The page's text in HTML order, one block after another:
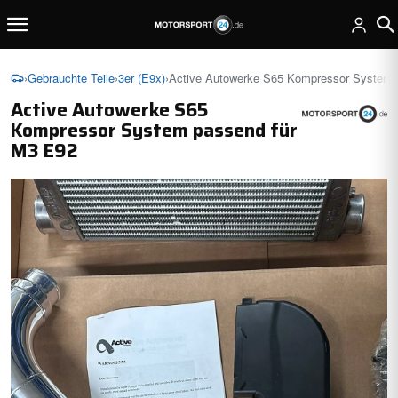
›Gebrauchte Teile›3er (E9x)›Active Autowerke S65 Kompressor System
Active Autowerke S65
Kompressor System passend für
M3 E92